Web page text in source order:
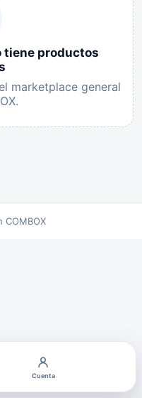
tiene productos
marketplace general
Cuenta
COMBOX